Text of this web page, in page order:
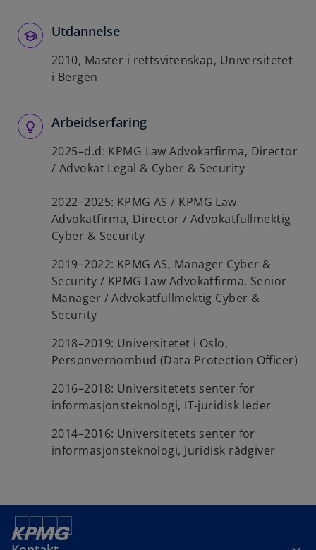
Utdannelse
2010, Master i rettsvitenskap, Universitetet
i Bergen
Arbeidserfaring
2025–d.d: KPMG Law Advokatfirma, Director
/ Advokat Legal & Cyber & Security
2022–2025: KPMG AS / KPMG Law
Advokatfirma, Director / Advokatfullmektig
Cyber & Security
2019–2022: KPMG AS, Manager Cyber &
Security / KPMG Law Advokatfirma, Senior
Manager / Advokatfullmektig Cyber &
Security
2018–2019: Universitetet i Oslo,
Personvernombud (Data Protection Officer)
2016–2018: Universitetets senter for
informasjonsteknologi, IT-juridisk leder
2014–2016: Universitetets senter for
informasjonsteknologi, Juridisk rådgiver